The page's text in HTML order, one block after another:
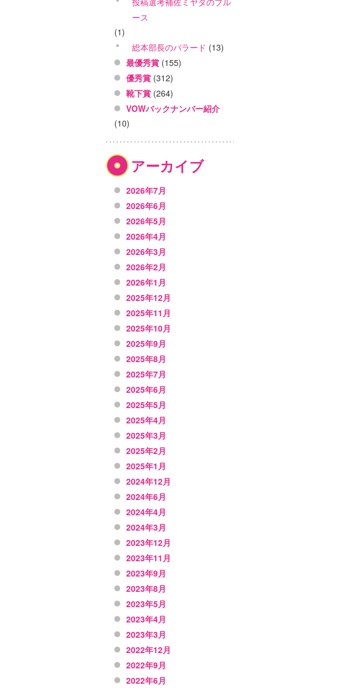
ース
(1)
総本部長のバラード (13)
最優秀賞 (155)
優秀賞 (312)
靴下賞 (264)
VOWバックナンバー紹介
(10)
アーカイブ
2026年7月
2026年6月
2026年5月
2026年4月
2026年3月
2026年2月
2026年1月
2025年12月
2025年11月
2025年10月
2025年9月
2025年8月
2025年7月
2025年6月
2025年5月
2025年4月
2025年3月
2025年2月
2025年1月
2024年12月
2024年6月
2024年4月
2024年3月
2023年12月
2023年11月
2023年9月
2023年8月
2023年5月
2023年4月
2023年3月
2022年12月
2022年9月
2022年6月